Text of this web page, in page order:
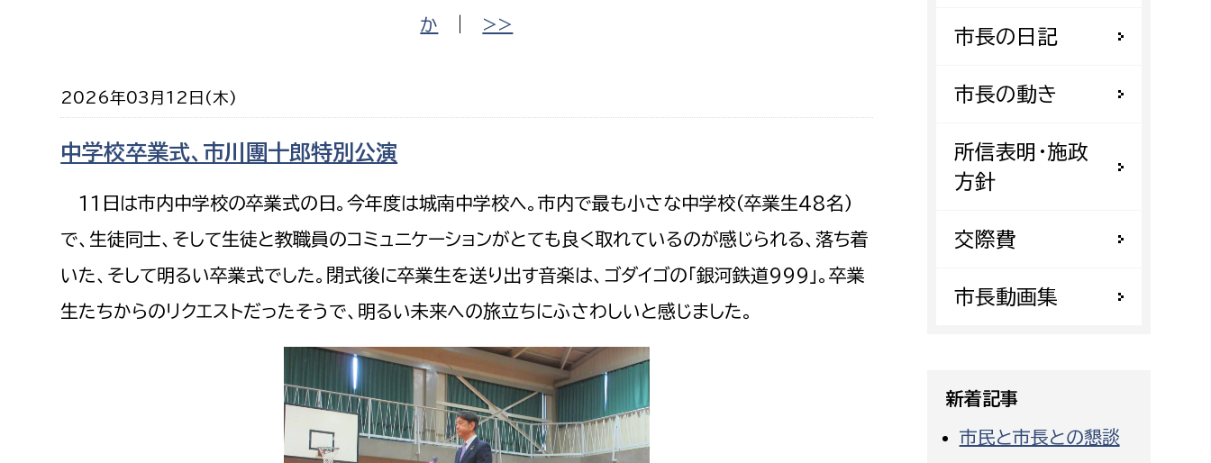
ペット
市民活動・地域づくり
病院
まちづくりに関わりたい
生活援護課
障がい福祉課
保険課
健康づくり課
子ども若者支援課
水産海浜課
都市計画課
地域交通課
開発審査課
建設部 会計管理者
出納室
市立総合医療センター
患者サポートセンター
病院管理局：経営管理課
病院管理局：施設用度課
病院管理局：医事課
予防課
か
>>
2026年03月12日(木)
中学校卒業式、市川團十郎特別公演
11日は市内中学校の卒業式の日。今年度は城南中学校へ。市内で最も小さな中学校（卒業生48名）
で、生徒同士、そして生徒と教職員のコミュニケーションがとても良く取れているのが感じられる、落ち着
いた、そして明るい卒業式でした。閉式後に卒業生を送り出す音楽は、ゴダイゴの「銀河鉄道999」。卒業
生たちからのリクエストだったそうで、明るい未来への旅立ちにふさわしいと感じました。
市長の日記
市長の動き
所信表明・施政
方針
交際費
市長動画集
新着記事
市民と市長との懇談